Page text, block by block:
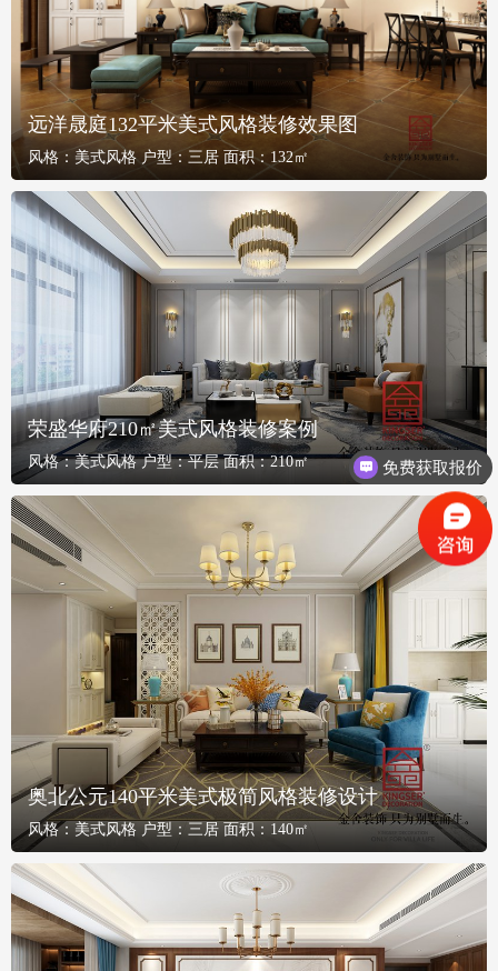
远洋晟庭132平米美式风格装修效果图
风格： 美式风格 户型： 三居 面积： 132㎡
荣盛华府210㎡美式风格装修案例
风格：美式风格 户型：平层 面积：210㎡
奥北公元140平米美式极简风格装修设计
风格： 美式风格 户型： 三居 面积： 140㎡
免费获取报价